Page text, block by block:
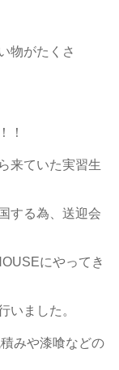
物がたくさ
！
来ていた実習生
する為、送迎会
にやってき
いました。
みや漆喰などの